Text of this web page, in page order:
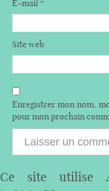
E-mail *
Site web
Enregistrer mon nom,
pour mon prochain
Ce site utilise